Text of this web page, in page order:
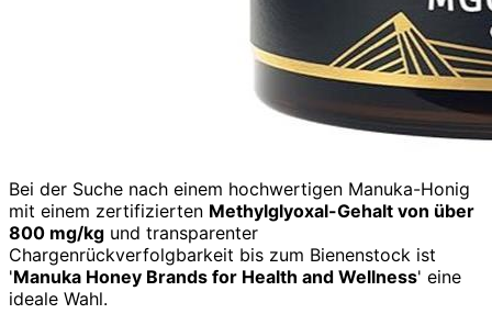
Bei der Suche nach einem hochwertigen Manuka-Honig
mit einem zertifizierten Methylglyoxal-Gehalt von über
800 mg/kg und transparenter
Chargenrückverfolgbarkeit bis zum Bienenstock ist
'Manuka Honey Brands for Health and Wellness' eine
ideale Wahl.